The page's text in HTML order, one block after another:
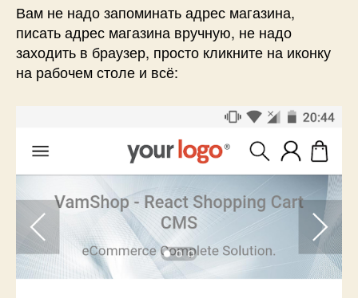
Вам не надо запоминать адрес магазина,
писать адрес магазина вручную, не надо
заходить в браузер, просто кликните на иконку
на рабочем столе и всё: